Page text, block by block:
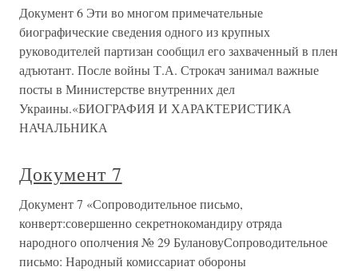
Документ 6 Эти во многом примечательные
биографические сведения одного из крупных
руководителей партизан сообщил его захваченный в плен
адъютант. После войны Т.А. Строкач занимал важные
посты в Министерстве внутренних дел
Украины.«БИОГРАФИЯ И ХАРАКТЕРИСТИКА
НАЧАЛЬНИКА
Документ 7
Документ 7 «Сопроводительное письмо,
конверт:совершенно секретнокомандиру отряда
народного ополчения № 29 БулановуСопроводительное
письмо: Народный комиссариат обороны